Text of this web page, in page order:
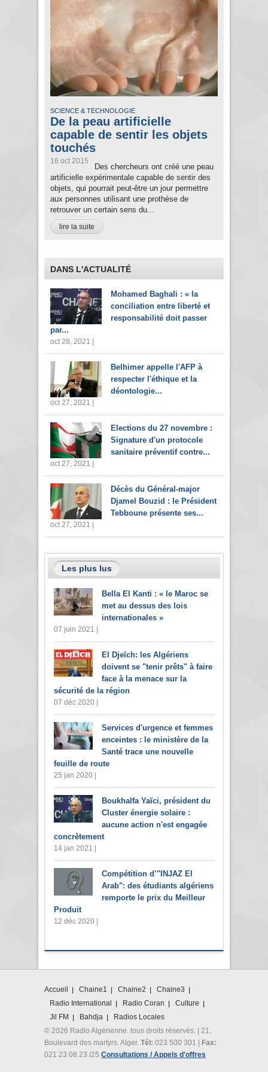
SCIENCE & TECHNOLOGIE
De la peau artificielle
capable de sentir les objets
touchés
16 oct 2015
Des chercheurs ont créé une peau
artificielle expérimentale capable de sentir des
objets, qui pourrait peut-être un jour permettre
aux personnes utilisant une prothèse de
retrouver un certain sens du...
lire la suite
DANS L'ACTUALITÉ
Mohamed Baghali : « la
conciliation entre liberté et
responsabilité doit passer
par...
oct 28, 2021 |
Belhimer appelle l'AFP à
respecter l'éthique et la
déontologie...
oct 27, 2021 |
Elections du 27 novembre :
Signature d'un protocole
sanitaire préventif contre...
oct 27, 2021 |
Décès du Général-major
Djamel Bouzid : le Président
Tebboune présente ses...
oct 27, 2021 |
Les plus lus
Bella El Kanti : « le Maroc se
met au dessus des lois
internationales »
07 juin 2021 |
El Djeïch: les Algériens
doivent se "tenir prêts" à faire
face à la menace sur la
sécurité de la région
07 déc 2020 |
Services d'urgence et femmes
enceintes : le ministère de la
Santé trace une nouvelle
feuille de route
25 jan 2020 |
Boukhalfa Yaïci, président du
Cluster énergie solaire :
aucune action n'est engagée
concrètement
14 jan 2021 |
Compétition d’"INJAZ El
Arab": des étudiants algériens
remporte le prix du Meilleur
Produit
12 déc 2020 |
Accueil Chaine1 Chaine2
Chaine3
Radio International
Radio Coran
Culture
Jil FM
Bahdja
Radios Locales
© 2026 Radio Algérienne. tous droits réservés. | 21,
Boulevard des martyrs. Alger. Tél: 023 500 301 |
Fax:
021 23 08 23 /25 Consultations / Appels d'offres